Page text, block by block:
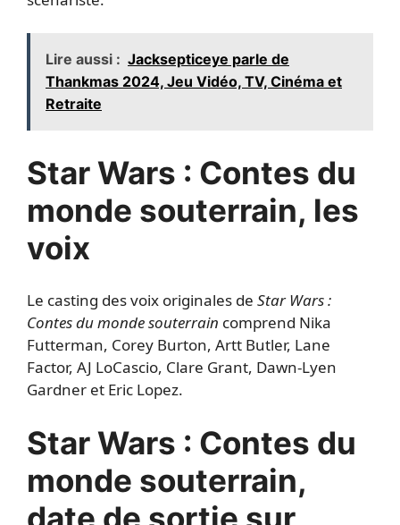
Lire aussi : Jacksepticeye parle de
Thankmas 2024, Jeu Vidéo, TV, Cinéma et
Retraite
Star Wars : Contes du
monde souterrain, les
voix
Le casting des voix originales de Star Wars :
Contes du monde souterrain comprend Nika
Futterman, Corey Burton, Artt Butler, Lane
Factor, AJ LoCascio, Clare Grant, Dawn-Lyen
Gardner et Eric Lopez.
Star Wars : Contes du
monde souterrain,
date de sortie sur